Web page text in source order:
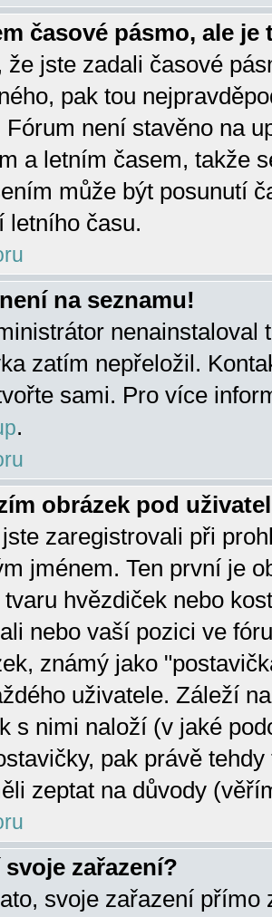
časové pásmo, ale je
že jste zadali časové
pak tou
Fórum není stavěno na
a letním časem, takže
může být posunutí
letního času.
na seznamu!
nenainstaloval
zatím nepřeložil.
sami. Pro více
.
obrázek pod
zaregistrovali při
jménem. Ten první je
hvězdiček nebo
nebo vaší pozici ve
známý jako
uživatele. Záleží
s nimi naloží (v jaké
pak právě
zeptat na důvody
zařazení?
svoje zařazení přímo